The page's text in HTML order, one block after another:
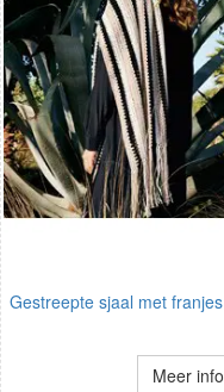
Gestreepte sjaal met franjes
Meer info